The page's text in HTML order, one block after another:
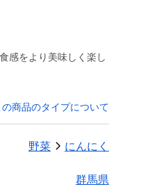
感をより美味しく楽し
の商品のタイプについて
野菜 にんにく
群馬県